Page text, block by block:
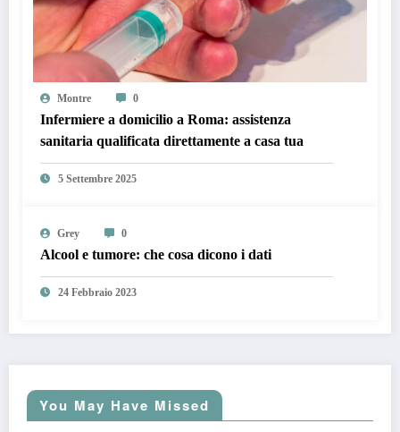
Montre 0
Infermiere a domicilio a Roma: assistenza
sanitaria qualificata direttamente a casa tua
5 Settembre 2025
Grey 0
Alcool e tumore: che cosa dicono i dati
24 Febbraio 2023
You May Have Missed